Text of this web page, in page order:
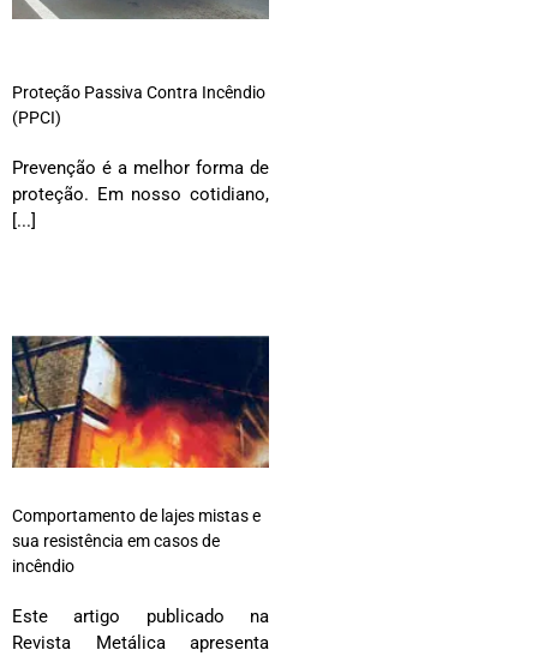
Proteção Passiva Contra Incêndio
(PPCI)
Prevenção é a melhor forma de
proteção. Em nosso cotidiano,
[...]
Comportamento de lajes mistas e
sua resistência em casos de
incêndio
Este artigo publicado na
Revista Metálica apresenta